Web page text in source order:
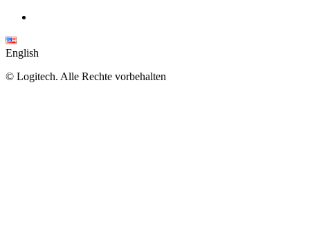
English
© Logitech. Alle Rechte vorbehalten